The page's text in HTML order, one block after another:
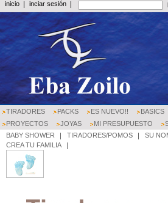
inicio inciar sesión
TIRADORES PACKS ES NUEVO!! BASICS
PROYECTOS
JOYAS MI PRESUPUESTO
BABY SHOWER
TIRADORES/POMOS SU
CREA TU FAMILIA